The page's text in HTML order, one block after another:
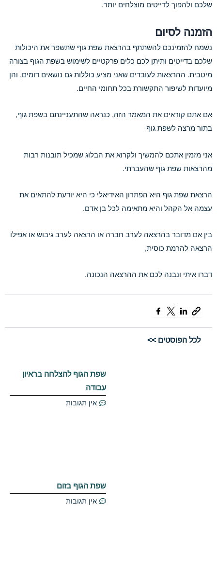
שלכם ולהפוך לדייטים מוצלחים יותר.
הזמנה לסיום
נשמח להזמינכם להשתתף בהרצאת שפת גוף שתשפר את היכולות
שלכם בדייטים ותיתן לכם כלים פרקטיים לשימוש בשפת הגוף בצורה
מיטבית. ההרצאות לעובדים שאני מציע כוללות גם נושאים דומים, והן
מיועדות לשיפור התקשורת בכל תחומי החיים.
אם אתם קוראים את המאמר הזה, כנראה שהתעניינתם בשפת גוף,
בתור מרצה לשפת גוף
אני מזמין אתכם להמשיך ולקרוא את הבלוג שמכיל תובנות רבות
מהרצאות שפת גוף שהעברתי.
הרצאת שפת גוף היא הפתרון האידיאלי כי היא יודעת להתאים את
עצמה אל הקהל והיא מתאימה לכל בן אדם.
בין אם מדובר בהרצאה לערב חברה או הרצאה לערב גיבוש או אפילו
הרצאה להרמת כוסית,
דברו איתי ונבנה לכם את ההרצאה הנכונה.
לכל הפוסטים >>
שפת הגוף להצלחה בראיון
עבודה
אין תגובות
שפת הגוף בזום
אין תגובות